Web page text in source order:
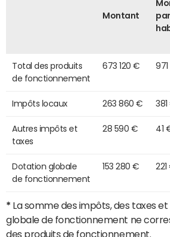
Montant
par
Total des produits
de fonctionnement
673 120 €
Impôts locaux 263 860 €
Autres impôts et
taxes
28 590 € 41
Dotation globale
de fonctionnement
153 280 €
* La somme des impôts, des taxes
globale de fonctionnement ne
des produits de fonctionnement.